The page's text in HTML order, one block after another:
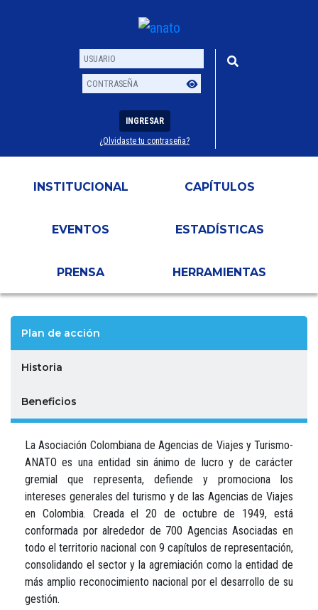
Usuario
Contraseña
INGRESAR
¿Olvidaste tu contraseña?
INSTITUCIONAL CAPÍTULOS
EVENTOS ESTADÍSTICAS
PRENSA HERRAMIENTAS
Plan de acción
Historia
Beneficios
La Asociación Colombiana de Agencias de Viajes y Turismo-
ANATO es una entidad sin ánimo de lucro y de carácter
gremial que representa, defiende y promociona los
intereses generales del turismo y de las Agencias de Viajes
en Colombia. Creada el 20 de octubre de 1949, está
conformada por alrededor de 700 Agencias Asociadas en
todo el territorio nacional con 9 capítulos de representación,
consolidando el sector y la agremiación como la entidad de
más amplio reconocimiento nacional por el desarrollo de su
gestión.